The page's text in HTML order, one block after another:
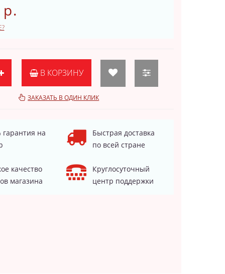
В КОРЗИНУ
ЗАКАЗАТЬ В ОДИН КЛИК
гарантия на
Быстрая доставка
по всей стране
качество
магазина
Круглосуточный
центр поддержки